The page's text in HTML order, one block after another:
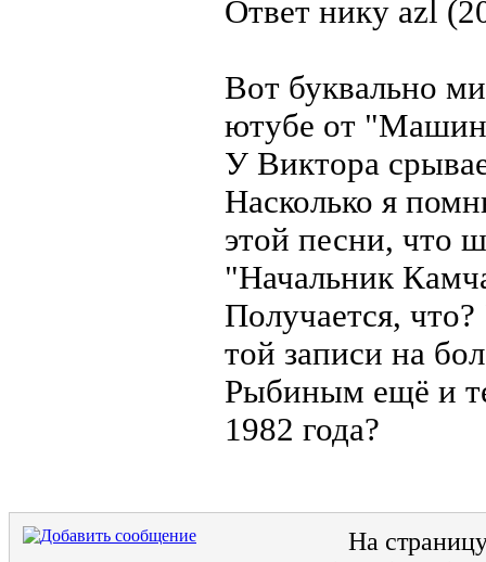
Ответ нику azl
Вот буквально
ютубе от
У Виктора
Насколько я
этой песни, что
"Начальник
Получается,
той записи на
Рыбиным ещё и
1982 года?
На